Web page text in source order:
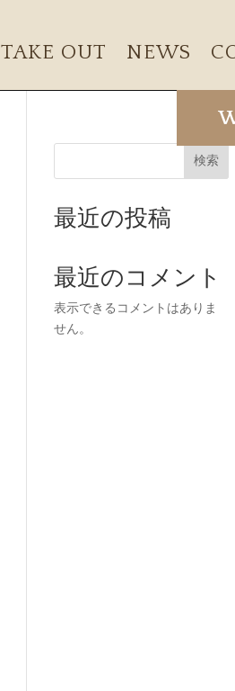
TAKE OUT NEWS
検索
最近の投稿
最近のコメント
表示できるコメントはありま
せん。